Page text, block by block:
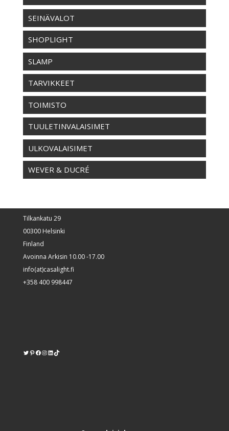
SEINÄVALOT
SHOPLIGHT
SLAMP
TARVIKKEET
TOIMISTO
TUULETINVALAISIMET
ULKOVALAISIMET
WEVER & DUCRÉ
Tilkankatu 29
00300 Helsinki
Finland
Avoinna Arkisin 10.00 -17.00
info(at)casalight.fi
+358 400 998447
Twitter
Pinterest
https://www.facebook.com/kodinvalaisin/
Instagram
LinkedIn
TikTok